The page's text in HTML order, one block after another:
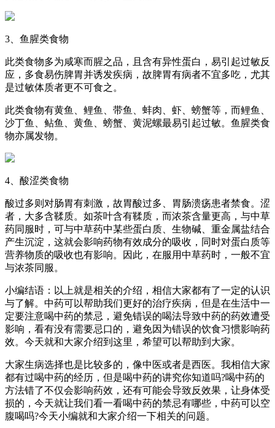
3、鱼腥类食物
此类食物多为咸寒而腥之品，且含有异性蛋白，易引起过敏反
应，多食易伤脾胃并诱发疾病，故脾胃有病者不宜多吃，尤其
是过敏体质者更不可食之。
此类食物有黄鱼、鲤鱼、带鱼、蚌肉、虾、螃蟹等，而鲤鱼、
沙丁鱼、鲇鱼、黄鱼、螃蟹、黄泥螺最易引起过敏。鱼腥类食
物亦属发物。
4、酸涩类食物
酸过多则对肠胃有刺激，故胃酸过多、胃肠溃疡患者禁食。涩
者，大多含鞣质。如茶叶含有鞣质，而浓茶含量更高，与中草
药同服时，可与中草药中某些蛋白质、生物碱、重金属盐结合
产生沉淀，这就会影响药物有效成分的吸收，同时对蛋白质等
营养物质的吸收也有影响。因此，在服用中草药时，一般不宜
与浓茶同服。
小编结语：以上就是相关的介绍，相信大家都有了一定的认识
与了解。中药可以帮助我们更好的治疗疾病，但是在生活中一
定要注意喝中药的禁忌，避免错误的喝法导致中药的药效遭受
影响，看有没有需要忌口的，避免因为错误的饮食习惯影响药
效。今天就和大家介绍到这里，希望可以帮助到大家。
大家生病选择也是比较多的，像中医或者是西医。我相信大家
都有过喝中药的经历，但是喝中药的讲究你知道吗?喝中药的
方法错了不仅会影响药效，还有可能会导致反效果，让身体受
损的，今天就让我们看一看喝中药的禁忌有哪些，中药可以空
腹喝吗?今天小编就和大家介绍一下相关的问题。